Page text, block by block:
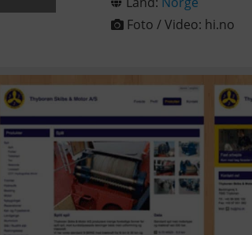
Foto / Video: hi.no